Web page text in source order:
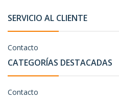
SERVICIO AL CLIENTE
Contacto
CATEGORÍAS DESTACADAS
Contacto